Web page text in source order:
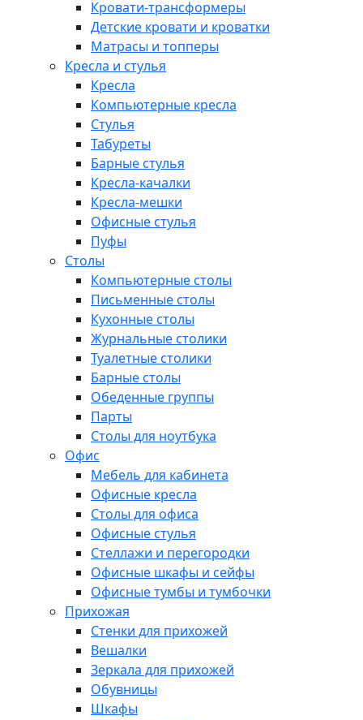
Кровати-трансформеры
Детские кровати и кроватки
Матрасы и топперы
Кресла и стулья
Кресла
Компьютерные кресла
Стулья
Табуреты
Барные стулья
Кресла-качалки
Кресла-мешки
Офисные стулья
Пуфы
Столы
Компьютерные столы
Письменные столы
Кухонные столы
Журнальные столики
Туалетные столики
Барные столы
Обеденные группы
Парты
Столы для ноутбука
Офис
Мебель для кабинета
Офисные кресла
Столы для офиса
Офисные стулья
Стеллажи и перегородки
Офисные шкафы и сейфы
Офисные тумбы и тумбочки
Прихожая
Стенки для прихожей
Вешалки
Зеркала для прихожей
Обувницы
Шкафы